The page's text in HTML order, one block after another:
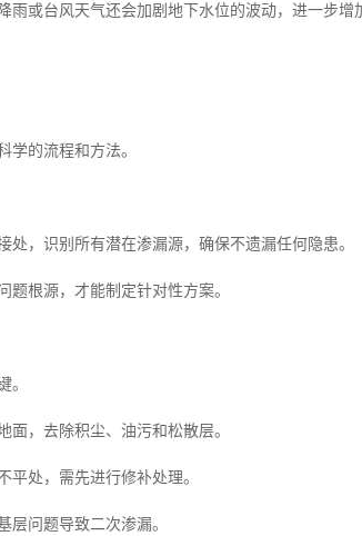
雨或台风天气还会加剧地下水位的波动，进一步增
学的流程和方法。
，识别所有潜在渗漏源，确保不遗漏任何隐患。
题根源，才能制定针对性方案。
。
面，去除积尘、油污和松散层。
平处，需先进行修补处理。
层问题导致二次渗漏。